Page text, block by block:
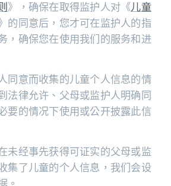
》，确保在取得监护人对《儿童
的同意后，您才可在监护人的指
，确保您在使用我们的服务和进
同意而收集的儿童个人信息的情
法律允许、父母或监护人明确同
要的情况下使用或公开披露此信
未经事先获得可证实的父母或监
集了儿童的个人信息，我们会设
。